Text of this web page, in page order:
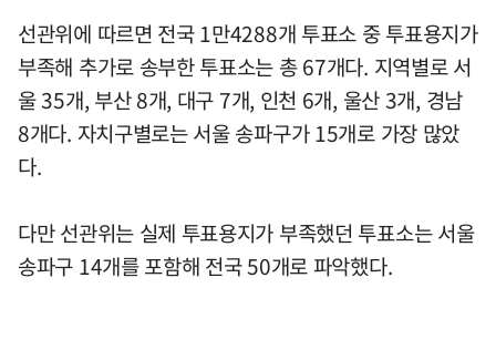
선관위에 따르면 전국 1만4288개 투표소 중 투표용지가
부족해 추가로 송부한 투표소는 총 67개다. 지역별로 서
울 35개, 부산 8개, 대구 7개, 인천 6개, 울산 3개, 경남
8개다. 자치구별로는 서울 송파구가 15개로 가장 많았
다.
다만 선관위는 실제 투표용지가 부족했던 투표소는 서울
송파구 14개를 포함해 전국 50개로 파악했다.